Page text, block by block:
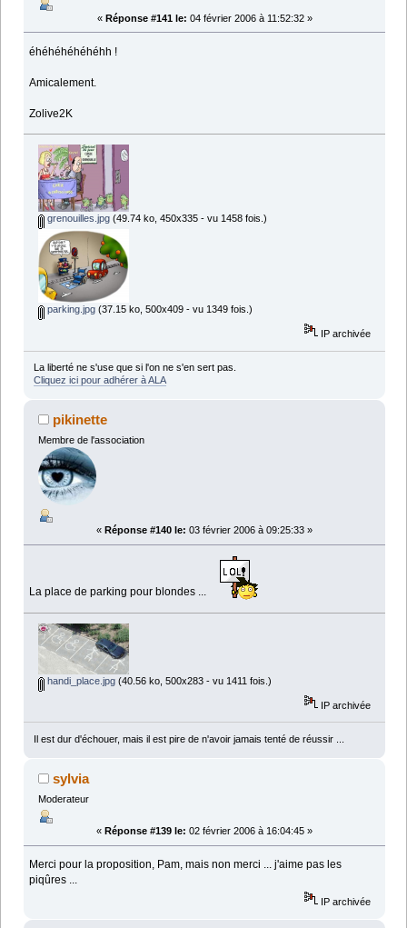
« Réponse #141 le: 04 février 2006 à 11:52:32 »
éhéhéhéhéhéhh !
Amicalement.
Zolive2K
grenouilles.jpg(49.74 ko, 450x335 - vu 1458 fois.)
parking.jpg(37.15 ko, 500x409 - vu 1349 fois.)
IP archivée
La liberté ne s'use que si l'on ne s'en sert pas.
Cliquez ici pour adhérer à ALA
pikinette
Membre de l'association
« Réponse #140 le: 03 février 2006 à 09:25:33 »
La place de parking pour blondes ...
handi_place.jpg(40.56 ko, 500x283 - vu 1411 fois.)
IP archivée
Il est dur d'échouer, mais il est pire de n'avoir jamais tenté de réussir ...
sylvia
Moderateur
« Réponse #139 le: 02 février 2006 à 16:04:45 »
Merci pour la proposition, Pam, mais non merci ... j'aime pas les
piqûres ...
IP archivée